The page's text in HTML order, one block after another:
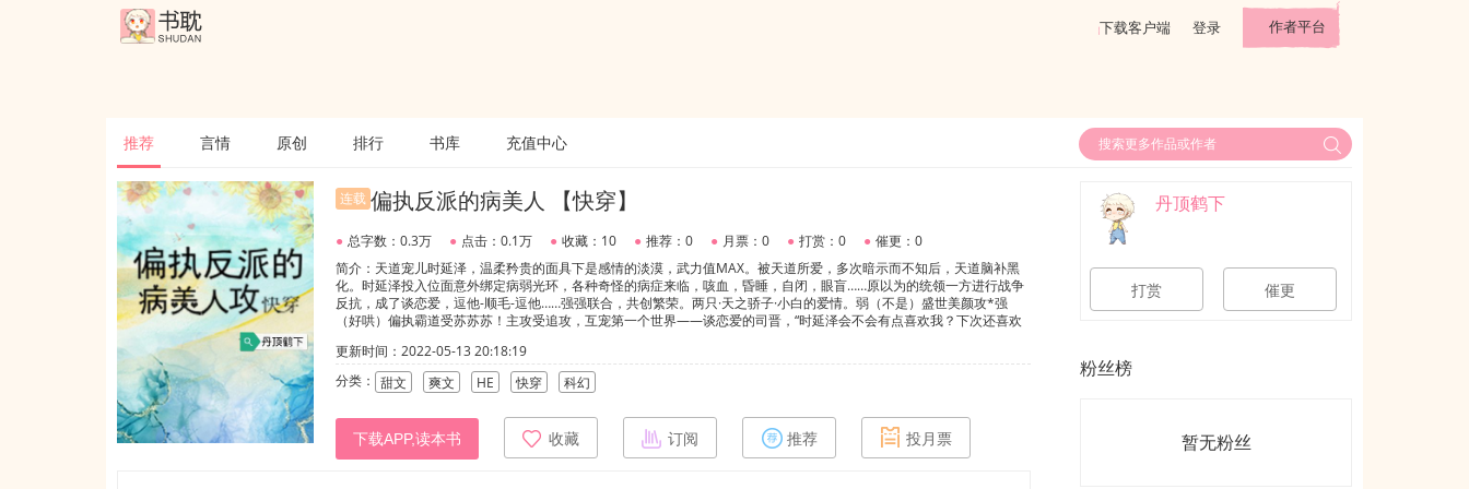
下载客户端 登录 作者平台
推荐 言情 原创 排行 书库 充值中心
连载 偏执反派的病美人 【快穿】
● 总字数：0.3万 ● 点击：0.1万 ● 收藏：10 ● 推荐：0 ● 月票：0 ● 打赏：0 ● 催更：0
简介：天道宠儿时延泽，温柔矜贵的面具下是感情的淡漠，武力值MAX。被天道所爱，多次暗示而不知后，天道脑补黑
化。时延泽投入位面意外绑定病弱光环，各种奇怪的病症来临，咳血，昏睡，自闭，眼盲……原以为的统领一方进行战争
反抗，成了谈恋爱，逗他-顺毛-逗他……强强联合，共创繁荣。两只·天之骄子·小白的爱情。弱（不是）盛世美颜攻*强
（好哄）偏执霸道受苏苏苏！主攻受追攻，互宠第一个世界——谈恋爱的司晋，“时延泽会不会有点喜欢我？下次还喜欢
个——不想苏醒了，我要分裂更多的灵魂碎片~时延泽：快给我醒过来结婚！司晋：嘤~---星际虫族将军军雌受*人类咳血
科学家攻---兽世流浪首领狮子受*部落昏睡病祭祀---宫廷黑暗光明神受*国王攻---民国军痞受*流落哑巴皇子攻......
更新时间：2022-05-13 20:18:19
分类： 甜文 爽文 HE 快穿 科幻
下载APP,读本书 收藏 订阅 推荐 投月票
丹顶鹤下
打赏 催更
粉丝榜
暂无粉丝